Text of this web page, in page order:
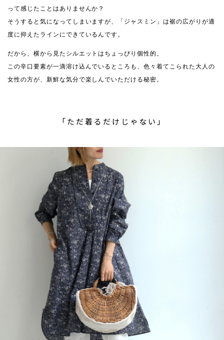
って感じたことはありませんか？
そうすると気になってしまいますが、「ジャスミン」は裾の広がりが適
度に抑えたラインにできているんです。
だから、横から見たシルエットはちょっぴり個性的。
この辛口要素が一滴溶け込んでいるところも、色々着てこられた大人の
女性の方が、新鮮な気分で楽しんでいただける秘密。
「ただ着るだけじゃない」